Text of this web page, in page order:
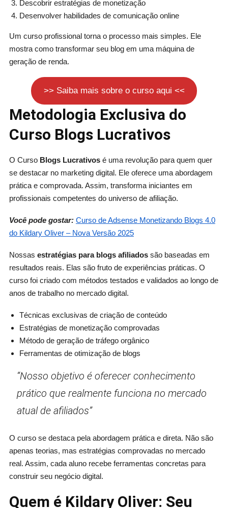
Descobrir estratégias de monetização
Desenvolver habilidades de comunicação online
Um curso profissional torna o processo mais simples. Ele
mostra como transformar seu blog em uma máquina de
geração de renda.
>> Saiba mais sobre o curso aqui <<
Metodologia Exclusiva do
Curso Blogs Lucrativos
O Curso Blogs Lucrativosé uma revolução para quem quer
se destacar no marketing digital. Ele oferece uma abordagem
prática e comprovada. Assim, transforma iniciantes em
profissionais competentes do universo de afiliação.
Você pode gostar: Curso de Adsense Monetizando Blogs 4.0
do Kildary Oliver – Nova Versão 2025
Nossas estratégias para blogs afiliadossão baseadas em
resultados reais. Elas são fruto de experiências práticas. O
curso foi criado com métodos testados e validados ao longo de
anos de trabalho no mercado digital.
Técnicas exclusivas de criação de conteúdo
Estratégias de monetização comprovadas
Método de geração de tráfego orgânico
Ferramentas de otimização de blogs
“Nosso objetivo é oferecer conhecimento
prático que realmente funciona no mercado
atual de afiliados”
O curso se destaca pela abordagem prática e direta. Não são
apenas teorias, mas estratégias comprovadas no mercado
real. Assim, cada aluno recebe ferramentas concretas para
construir seu negócio digital.
Quem é Kildary Oliver: Seu